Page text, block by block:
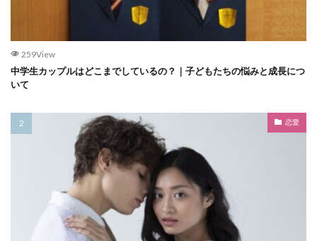
259View
中学生カップルはどこまでしているの？｜子どもたちの悩みと成長につ
いて
恋愛